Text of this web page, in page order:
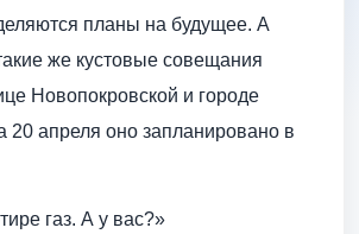
планы на будущее. А
же кустовые совещания
Новопокровской и городе
20 апреля оно запланировано в
газ. А у вас?»